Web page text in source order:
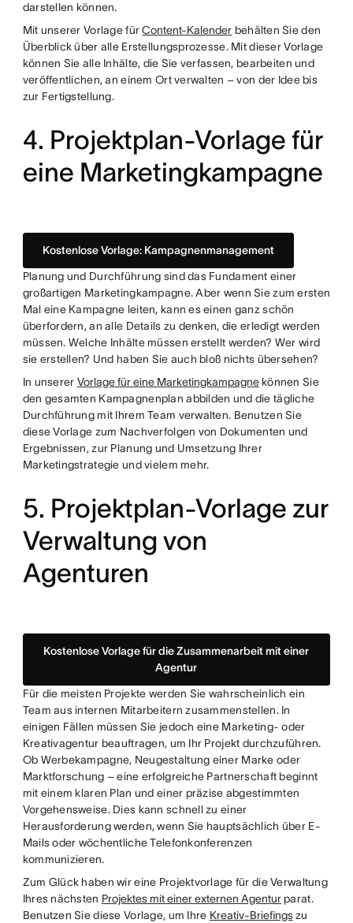
darstellen können.
Mit unserer Vorlage fürContent-Kalender behälten Sie den
Überblick über alle Erstellungsprozesse. Mit dieser Vorlage
können Sie alle Inhälte, die Sie verfassen, bearbeiten und
veröffentlichen, an einem Ort verwalten – von der Idee bis
zur Fertigstellung.
4. Projektplan-Vorlage für
eine Marketingkampagne
Kostenlose Vorlage: Kampagnenmanagement
Planung und Durchführung sind das Fundament einer
großartigen Marketingkampagne. Aber wenn Sie zum ersten
Mal eine Kampagne leiten, kann es einen ganz schön
überfordern, an alle Details zu denken, die erledigt werden
müssen. Welche Inhälte müssen erstellt werden? Wer wird
sie erstellen? Und haben Sie auch bloß nichts übersehen?
In unserer Vorlage für eine Marketingkampagnekönnen Sie
den gesamten Kampagnenplan abbilden und die tägliche
Durchführung mit Ihrem Team verwalten. Benutzen Sie
diese Vorlage zum Nachverfolgen von Dokumenten und
Ergebnissen, zur Planung und Umsetzung Ihrer
Marketingstrategie und vielem mehr.
5. Projektplan-Vorlage zur
Verwaltung von
Agenturen
Kostenlose Vorlage für die Zusammenarbeit mit einer
Agentur
Für die meisten Projekte werden Sie wahrscheinlich ein
Team aus internen Mitarbeitern zusammenstellen. In
einigen Fällen müssen Sie jedoch eine Marketing- oder
Kreativagentur beauftragen, um Ihr Projekt durchzuführen.
Ob Werbekampagne, Neugestaltung einer Marke oder
Marktforschung – eine erfolgreiche Partnerschaft beginnt
mit einem klaren Plan und einer präzise abgestimmten
Vorgehensweise. Dies kann schnell zu einer
Herausforderung werden, wenn Sie hauptsächlich über E-
Mails oder wöchentliche Telefonkonferenzen
kommunizieren.
Zum Glück haben wir eine Projektvorlage für die Verwaltung
Ihres nächsten Projektes mit einer externen Agenturparat.
Benutzen Sie diese Vorlage, um Ihre Kreativ-Briefingszu